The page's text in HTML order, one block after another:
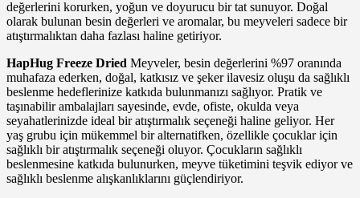
değerlerini korurken, yoğun ve doyurucu bir tat sunuyor. Doğal
olarak bulunan besin değerleri ve aromalar, bu meyveleri sadece bir
atıştırmalıktan daha fazlası haline getiriyor.
HapHug Freeze Dried Meyveler, besin değerlerini %97 oranında
muhafaza ederken, doğal, katkısız ve şeker ilavesiz oluşu da sağlıklı
beslenme hedeflerinize katkıda bulunmanızı sağlıyor. Pratik ve
taşınabilir ambalajları sayesinde, evde, ofiste, okulda veya
seyahatlerinizde ideal bir atıştırmalık seçeneği haline geliyor. Her
yaş grubu için mükemmel bir alternatifken, özellikle çocuklar için
sağlıklı bir atıştırmalık seçeneği oluyor. Çocukların sağlıklı
beslenmesine katkıda bulunurken, meyve tüketimini teşvik ediyor ve
sağlıklı beslenme alışkanlıklarını güçlendiriyor.